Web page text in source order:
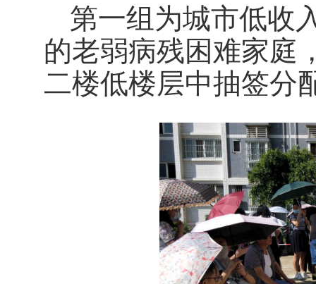
第一组为城市低收
的老弱病残困难家庭
二楼低楼层中抽签分